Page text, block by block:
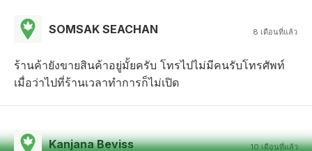
SOMSAK SEACHAN 8 เดือนที่แล้ว
ร้านค้ายังขายสินค้าอยู่มั้ยครับ โทรไปไม่มีคนรับโทรศัพท์
เมื่อว่าไปที่ร้านเวลาทำการก็ไม่เปิด
Kanjana Beviss 10 เดือนที่แล้ว